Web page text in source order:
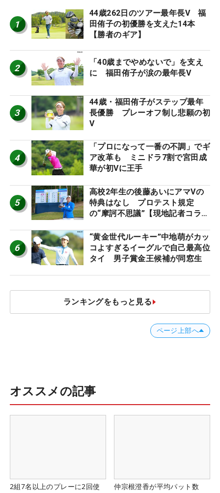
1
44歳262日のツアー最年長V 福
田侑子の初優勝を支えた14本
【勝者のギア】
2
「40歳までやめないで」を支え
に 福田侑子が涙の最年長V
3
44歳・福田侑子がステップ最年
長優勝 プレーオフ制し悲願の初
V
4
「プロになって一番の不調」でギ
ア改革も ミニドラ7割で宮田成
華が初Vに王手
5
高校2年生の後藤あいにアマVの
特典はなし プロテスト規定
の“摩訶不思議”【現地記者コラ
6
“黄金世代ルーキー”中地萌がカッ
コよすぎるイーグルで自己最高位
タイ 男子賞金王候補が同窓生
ランキングをもっと見る
ページ上部へ
オススメの記事
2組7名以上のプレーに2回使
仲宗根澄香が平均パット数